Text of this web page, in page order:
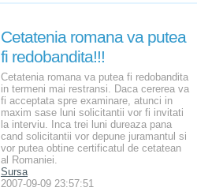
Cetatenia romana va putea
fi redobandita!!!
Cetatenia romana va putea fi redobandita
in termeni mai restransi. Daca cererea va
fi acceptata spre examinare, atunci in
maxim sase luni solicitantii vor fi invitati
la interviu. Inca trei luni dureaza pana
cand solicitantii vor depune juramantul si
vor putea obtine certificatul de cetatean
al Romaniei.
Sursa
2007-09-09 23:57:51